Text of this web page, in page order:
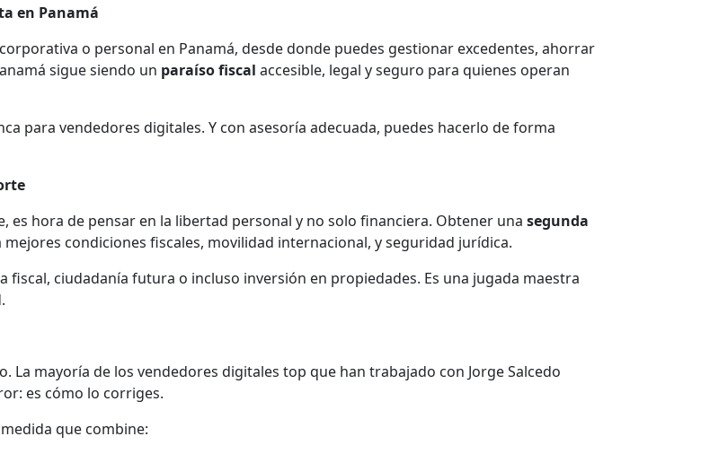
en Panamá
o personal en Panamá, desde donde puedes gestionar excedentes, ahorrar
sigue siendo un paraíso fiscal accesible, legal y seguro para quienes operan
para vendedores digitales. Y con asesoría adecuada, puedes hacerlo de forma
hora de pensar en la libertad personal y no solo financiera. Obtener una segunda
mejores condiciones fiscales, movilidad internacional, y seguridad jurídica.
ciudadanía futura o incluso inversión en propiedades. Es una jugada maestra
La mayoría de los vendedores digitales top que han trabajado con Jorge Salcedo
es cómo lo corriges.
que combine: